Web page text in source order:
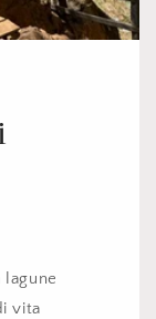
vita